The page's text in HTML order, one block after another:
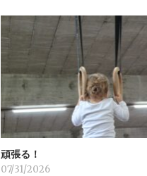
頑張る！
07/31/2026